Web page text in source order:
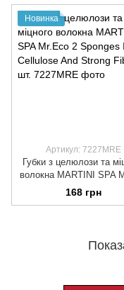
Новинка
Артикул: 7227MRE
Губки з целюлози та
волокна MARTINI SPA
2 Sponges In Cellulose
Strong Fibre, 2 шт.
168 грн